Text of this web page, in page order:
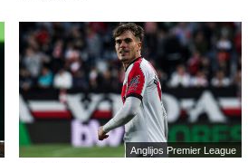
Anglijos Premier League